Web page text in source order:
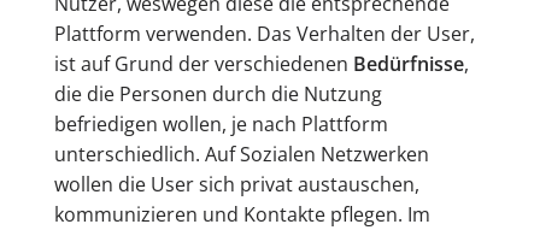
Plattform verwenden. Das Verhalten der User,
ist auf Grund der verschiedenen Bedürfnisse,
die die Personen durch die Nutzung
befriedigen wollen, je nach Plattform
unterschiedlich. Auf Sozialen Netzwerken
wollen die User sich privat austauschen,
kommunizieren und Kontakte pflegen. Im